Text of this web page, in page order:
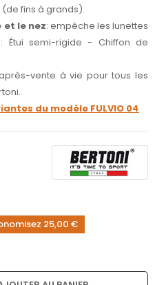
fins à grands).
et le nez: empêche les lunettes
Étui semi-rigide - Chiffon de
vente à vie pour tous les
du modèle FULVIO 04
25,00 €